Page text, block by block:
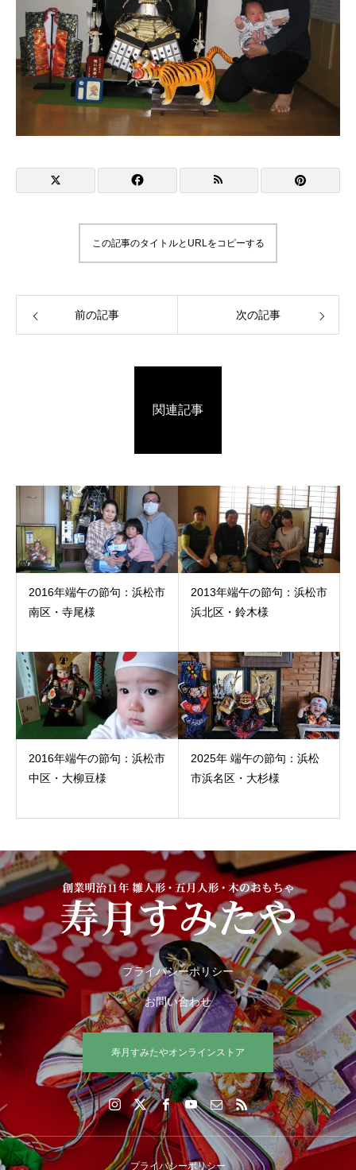
この記事のタイトルとURLをコピーする
前の記事 次の記事
関連記事
2016年端午の節句：浜松市
南区・寺尾様
2013年端午の節句：浜松市
浜北区・鈴木様
2016年端午の節句：浜松市
中区・大柳豆様
2025年 端午の節句：浜松
市浜名区・大杉様
プライバシーポリシー
お問い合わせ
寿月すみたやオンラインストア
プライバシーポリシー